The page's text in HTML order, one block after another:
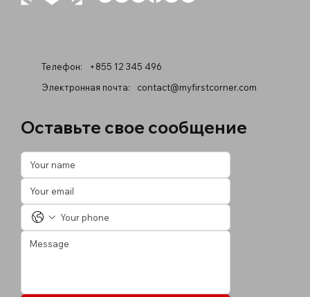
Телефон:
+855 12 345 496
Электронная почта:
contact@myfirstcorner.com
Оставьте свое сообщение